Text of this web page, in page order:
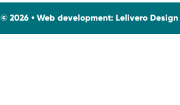
© 2026 • Web development: Lelivero Design